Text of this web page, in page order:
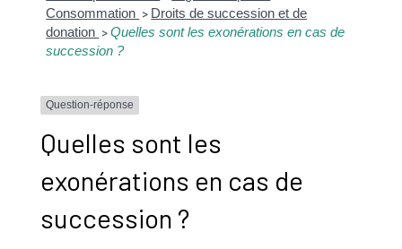
Consommation > Droits de succession et de
donation > Quelles sont les exonérations en cas de
succession ?
Question-réponse
Quelles sont les
exonérations en cas de
succession ?